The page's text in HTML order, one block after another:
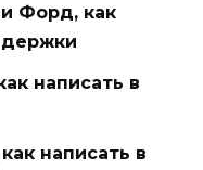
Форд, как
написать в
написать в